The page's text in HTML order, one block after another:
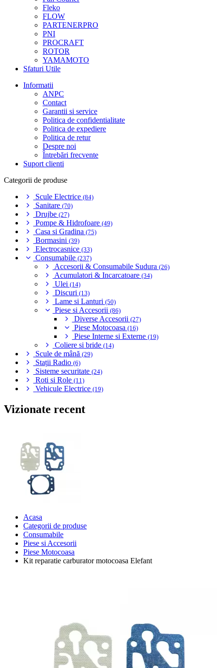
Fleko
FLOW
PARTENERPRO
PNI
PROCRAFT
ROTOR
YAMAMOTO
Sfaturi Utile
Informatii
ANPC
Contact
Garantii si service
Politica de confidentialitate
Politica de expediere
Politica de retur
Despre noi
Întrebări frecvente
Suport clienti
Categorii de produse
Scule Electrice (84)
Sanitare (70)
Drujbe (27)
Pompe & Hidrofoare (49)
Casa si Gradina (75)
Bormasini (39)
Electrocasnice (33)
Consumabile (237)
Accesorii & Consumabile Sudura (26)
Acumulatori & Incarcatoare (34)
Ulei (14)
Discuri (13)
Lame si Lanturi (50)
Piese si Accesorii (86)
Diverse Accesorii (27)
Piese Motocoasa (16)
Piese Interne si Externe (19)
Coliere si bride (14)
Scule de mână (29)
Stații Radio (6)
Sisteme securitate (24)
Roti si Role (11)
Vehicule Electrice (19)
Vizionate recent
Acasa
Categorii de produse
Consumabile
Piese si Accesorii
Piese Motocoasa
Kit reparatie carburator motocoasa Elefant